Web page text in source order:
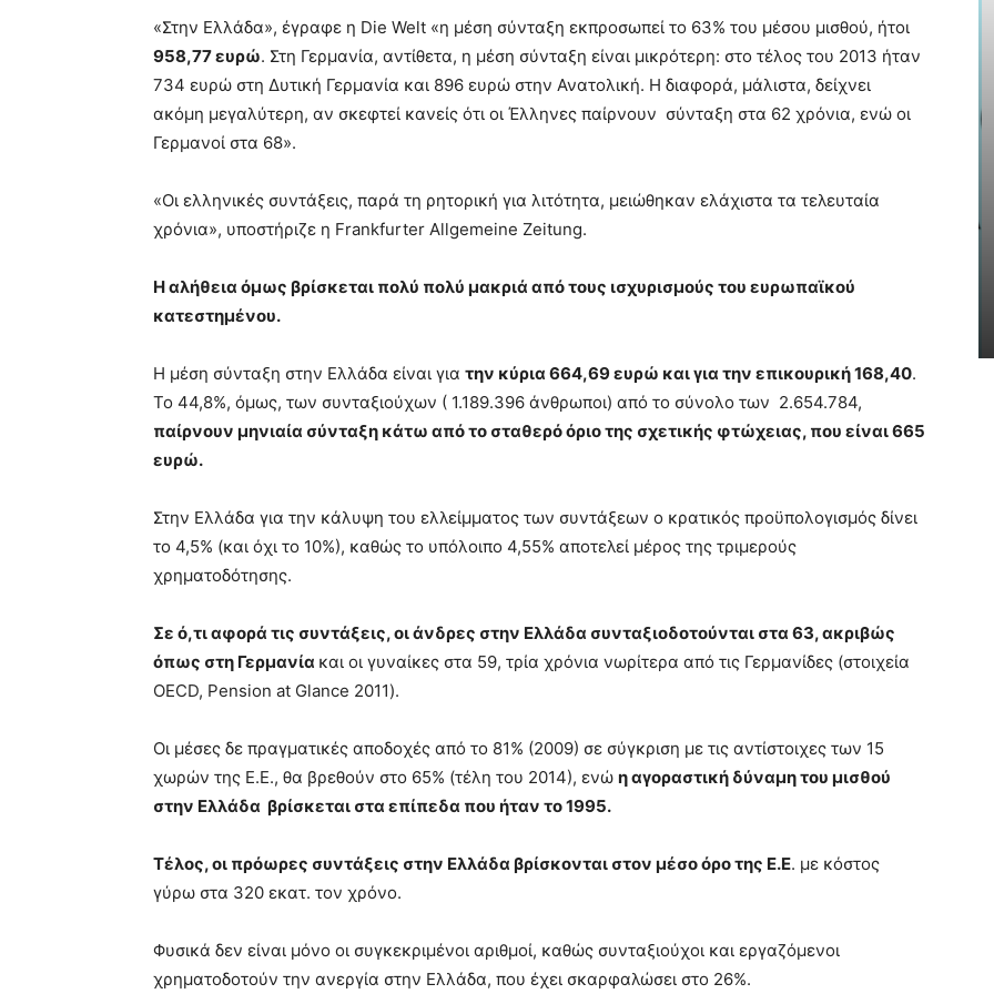
«Στην Ελλάδα», έγραφε η Die Welt «η μέση σύνταξη εκπροσωπεί το 63% του μέσου μισθού, ήτοι
958,77 ευρώ. Στη Γερμανία, αντίθετα, η μέση σύνταξη είναι μικρότερη: στο τέλος του 2013 ήταν
734 ευρώ στη Δυτική Γερμανία και 896 ευρώ στην Ανατολική. Η διαφορά, μάλιστα, δείχνει
ακόμη μεγαλύτερη, αν σκεφτεί κανείς ότι οι Έλληνες παίρνουν σύνταξη στα 62 χρόνια, ενώ οι
Γερμανοί στα 68».
«Οι ελληνικές συντάξεις, παρά τη ρητορική για λιτότητα, μειώθηκαν ελάχιστα τα τελευταία
χρόνια», υποστήριζε η Frankfurter Allgemeine Zeitung.
Η αλήθεια όμως βρίσκεται πολύ πολύ μακριά από τους ισχυρισμούς του ευρωπαϊκού
κατεστημένου.
Η μέση σύνταξη στην Ελλάδα είναι για την κύρια 664,69 ευρώ και για την επικουρική 168,40.
Το 44,8%, όμως, των συνταξιούχων ( 1.189.396 άνθρωποι) από το σύνολο των 2.654.784,
παίρνουν μηνιαία σύνταξη κάτω από το σταθερό όριο της σχετικής φτώχειας, που είναι 665
ευρώ.
Στην Ελλάδα για την κάλυψη του ελλείμματος των συντάξεων ο κρατικός προϋπολογισμός δίνει
το 4,5% (και όχι το 10%), καθώς το υπόλοιπο 4,55% αποτελεί μέρος της τριμερούς
χρηματοδότησης.
Σε ό,τι αφορά τις συντάξεις, οι άνδρες στην Ελλάδα συνταξιοδοτούνται στα 63, ακριβώς
όπως στη Γερμανία και οι γυναίκες στα 59, τρία χρόνια νωρίτερα από τις Γερμανίδες (στοιχεία
OECD, Pension at Glance 2011).
Οι μέσες δε πραγματικές αποδοχές από το 81% (2009) σε σύγκριση με τις αντίστοιχες των 15
χωρών της Ε.Ε., θα βρεθούν στο 65% (τέλη του 2014), ενώ η αγοραστική δύναμη του μισθού
στην Ελλάδα βρίσκεται στα επίπεδα που ήταν το 1995.
Τέλος, οι πρόωρες συντάξεις στην Ελλάδα βρίσκονται στον μέσο όρο της Ε.Ε. με κόστος
γύρω στα 320 εκατ. τον χρόνο.
Φυσικά δεν είναι μόνο οι συγκεκριμένοι αριθμοί, καθώς συνταξιούχοι και εργαζόμενοι
χρηματοδοτούν την ανεργία στην Ελλάδα, που έχει σκαρφαλώσει στο 26%.
Haidari by CityMobile: Η νέα
ηλεκτρονική πλατφόρμα του
γεγονός!
Έκθεση Ζωγραφική:
μνήμης της
Μαρίας Χριστούλη με
ΣΚΙΡΤΗΜΑΤΑ ΨΥΧΗΣ